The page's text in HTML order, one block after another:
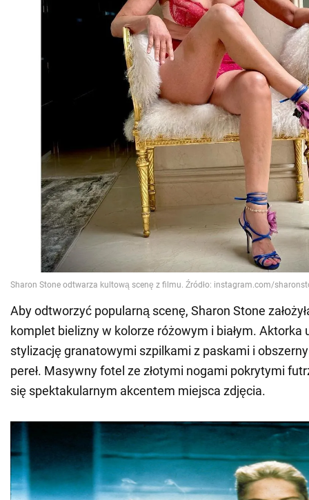
Aby odtworzyć popularną scenę, Sharon Stone
komplet bielizny w kolorze różowym i białym. Aktorka
stylizację granatowymi szpilkami z paskami i
pereł. Masywny fotel ze złotymi nogami pokrytymi
się spektakularnym akcentem miejsca zdjęcia.